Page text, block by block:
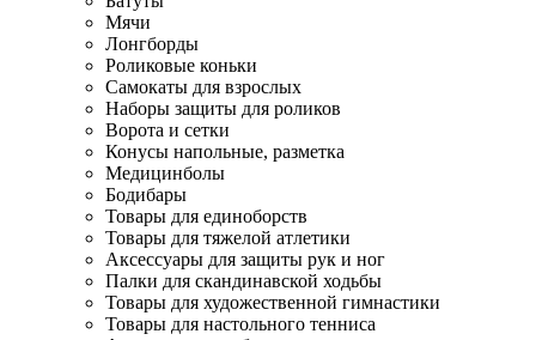
Мячи
Лонгборды
Роликовые коньки
Самокаты для взрослых
Наборы защиты для роликов
Ворота и сетки
Конусы напольные, разметка
Медицинболы
Бодибары
Товары для единоборств
Товары для тяжелой атлетики
Аксессуары для защиты рук и ног
Палки для скандинавской ходьбы
Товары для художественной гимнастики
Товары для настольного тенниса